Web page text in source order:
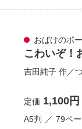
おばけのポ
こわいぞ！
吉田純子 作／
定価 1,100円
A5判
79ペ